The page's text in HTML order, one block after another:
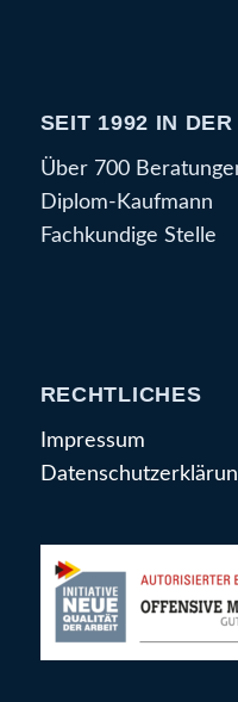
SEIT 1992 IN
Über 700
Diplom-Kaufmann
Fachkundige Stelle
RECHTLICHES
Impressum